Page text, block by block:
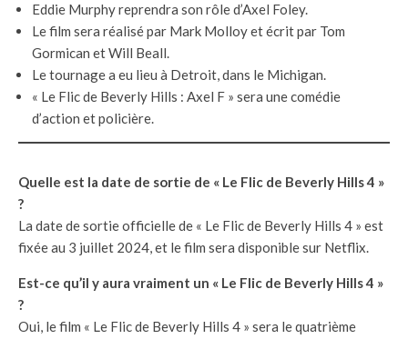
Eddie Murphy reprendra son rôle d’Axel Foley.
Le film sera réalisé par Mark Molloy et écrit par Tom
Gormican et Will Beall.
Le tournage a eu lieu à Detroit, dans le Michigan.
« Le Flic de Beverly Hills : Axel F » sera une comédie
d’action et policière.
Quelle est la date de sortie de « Le Flic de Beverly Hills 4 »
?
La date de sortie officielle de « Le Flic de Beverly Hills 4 » est
fixée au 3 juillet 2024, et le film sera disponible sur Netflix.
Est-ce qu’il y aura vraiment un « Le Flic de Beverly Hills 4 »
?
Oui, le film « Le Flic de Beverly Hills 4 » sera le quatrième